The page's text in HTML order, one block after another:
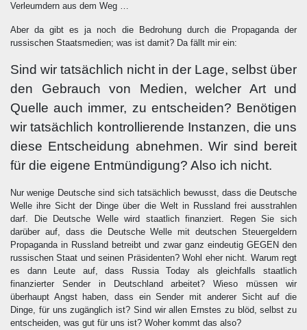
Verleumdern aus dem Weg …
Aber da gibt es ja noch die Bedrohung durch die Propaganda der
russischen Staatsmedien; was ist damit? Da fällt mir ein:
Sind wir tatsächlich nicht in der Lage, selbst über
den Gebrauch von Medien, welcher Art und
Quelle auch immer, zu entscheiden? Benötigen
wir tatsächlich kontrollierende Instanzen, die uns
diese Entscheidung abnehmen. Wir sind bereit
für die eigene Entmündigung? Also ich nicht.
Nur wenige Deutsche sind sich tatsächlich bewusst, dass die Deutsche
Welle ihre Sicht der Dinge über die Welt in Russland frei ausstrahlen
darf. Die Deutsche Welle wird staatlich finanziert. Regen Sie sich
darüber auf, dass die Deutsche Welle mit deutschen Steuergeldern
Propaganda in Russland betreibt und zwar ganz eindeutig GEGEN den
russischen Staat und seinen Präsidenten? Wohl eher nicht. Warum regt
es dann Leute auf, dass Russia Today als gleichfalls staatlich
finanzierter Sender in Deutschland arbeitet? Wieso müssen wir
überhaupt Angst haben, dass ein Sender mit anderer Sicht auf die
Dinge, für uns zugänglich ist? Sind wir allen Ernstes zu blöd, selbst zu
entscheiden, was gut für uns ist? Woher kommt das also?